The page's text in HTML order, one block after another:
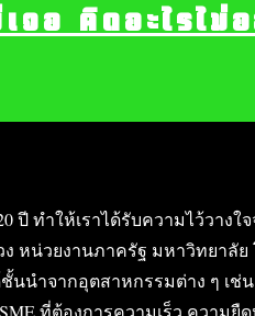
ปี ทำให้เราได้รับความไว้วา
หน่วยงานภาครัฐ มหาวิทยาลัย
นำจากอุตสาหกรรมต่าง ๆ เช่
ที่ต้องการความเร็ว ความยื
เจอ คิดอะไรไ